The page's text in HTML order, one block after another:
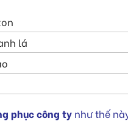
lá
phục công ty như thế